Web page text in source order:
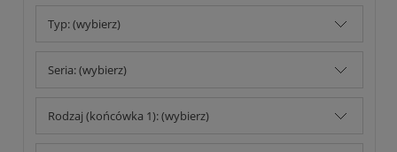
Typ: (wybierz)
Seria: (wybierz)
Rodzaj (końcówka 1): (wybierz)